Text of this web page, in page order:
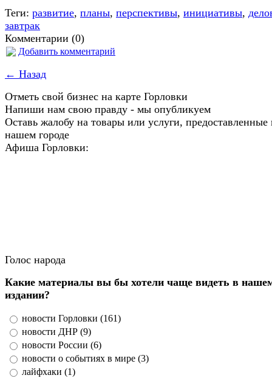
Теги: развитие, планы, перспективы, инициативы,
завтрак
Комментарии (0)
Добавить комментарий
← Назад
Отметь свой бизнес на карте Горловки
Напиши нам свою правду - мы опубликуем
Оставь жалобу на товары или услуги, предоставленные
нашем городе
Афиша Горловки:
Голос народа
Какие материалы вы бы хотели чаще видеть в
издании?
новости Горловки (161)
новости ДНР (9)
новости России (6)
новости о событиях в мире (3)
лайфхаки (1)